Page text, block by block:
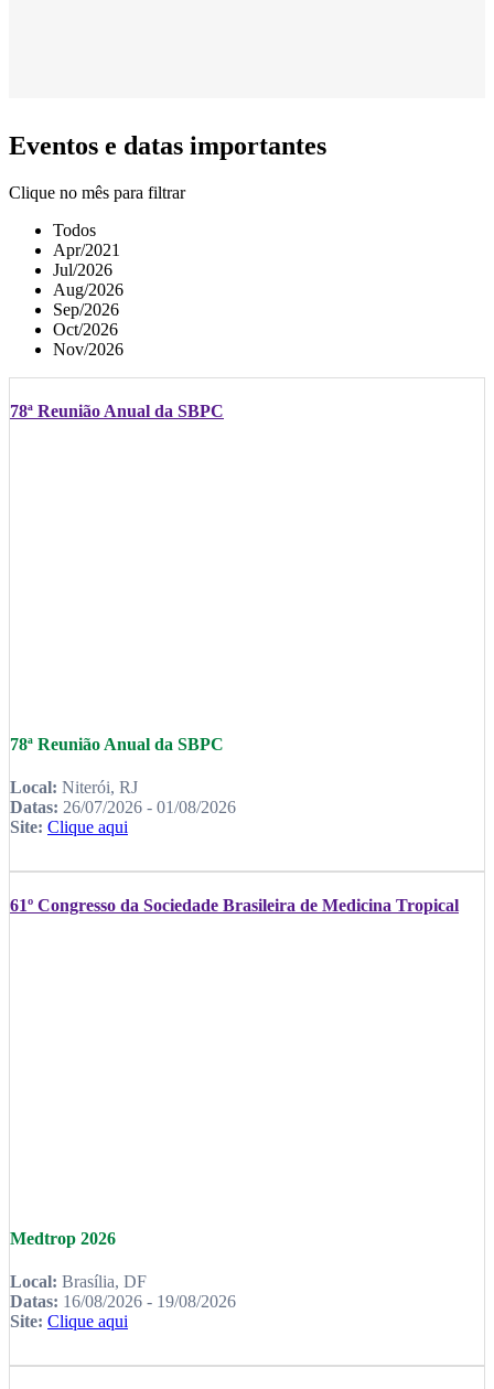
Eventos e datas importantes
Clique no mês para filtrar
Todos
Apr/2021
Jul/2026
Aug/2026
Sep/2026
Oct/2026
Nov/2026
78ª Reunião Anual da SBPC
78ª Reunião Anual da SBPC
Local: Niterói, RJ
Datas: 26/07/2026 - 01/08/2026
Site: Clique aqui
61º Congresso da Sociedade Brasileira de Medicina Tropical
Medtrop 2026
Local: Brasília, DF
Datas: 16/08/2026 - 19/08/2026
Site: Clique aqui